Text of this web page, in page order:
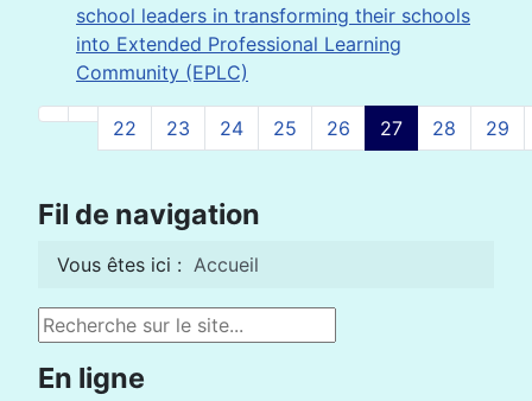
school leaders in transforming their schools
into Extended Professional Learning
Community (EPLC)
Page 27 sur 34
22 23 24 25 26 27 28 29
Fil de navigation
Vous êtes ici : Accueil
Rechercher
En ligne